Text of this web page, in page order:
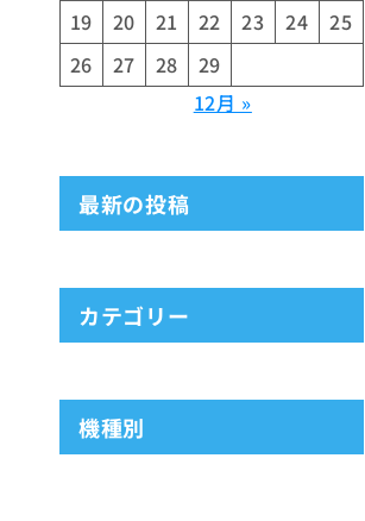
19
20 21 22 23 24
25
26
27 28
29
12月 »
最新の投稿
カテゴリー
機種別